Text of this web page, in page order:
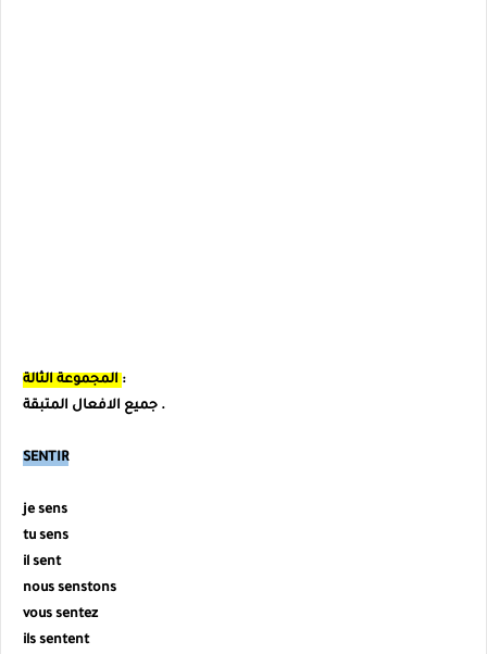
:
جميع الافعال المتبقة .
SENTIR
je sens
tu sens
il sent
nous senstons
vous sentez
ils sentent